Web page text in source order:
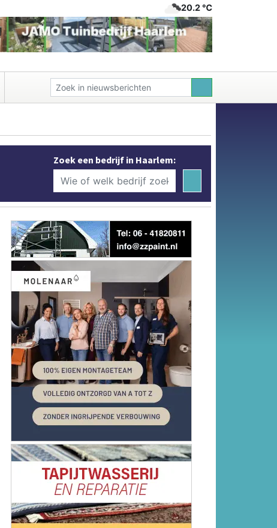
20.2 ℃
Zoek een bedrijf in Haarlem: